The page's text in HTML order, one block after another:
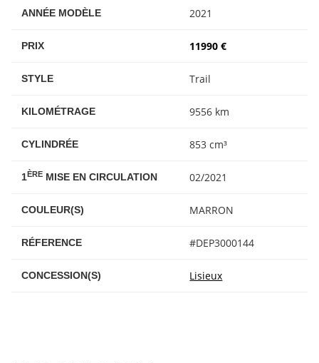
ANNÉE MODÈLE 2021
PRIX 11990 €
STYLE Trail
KILOMÉTRAGE 9556 km
CYLINDRÉE 853 cm³
1ÈRE MISE EN CIRCULATION 02/2021
COULEUR(S) MARRON
RÉFERENCE #DEP3000144
CONCESSION(S) Lisieux